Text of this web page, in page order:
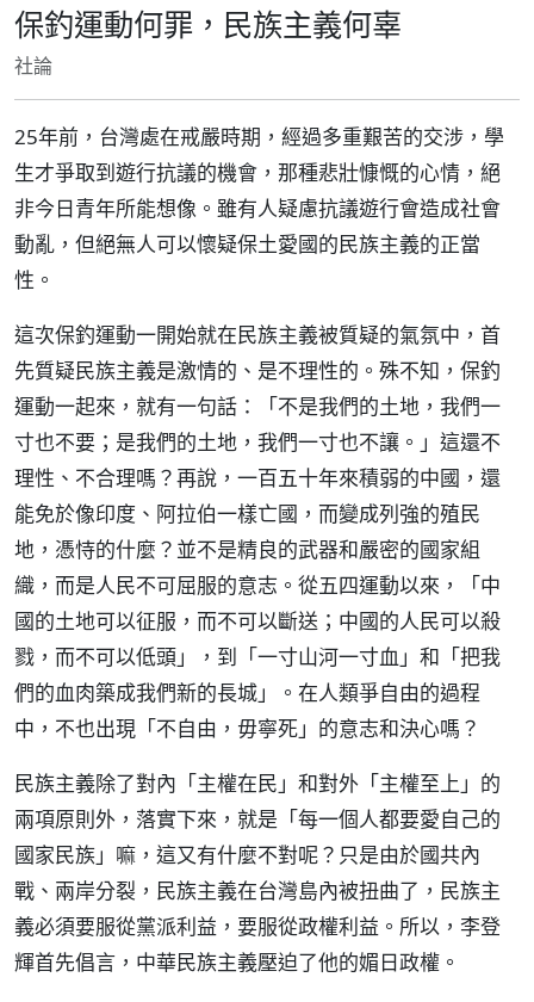
保釣運動何罪，民族主義何辜
社論
25年前，台灣處在戒嚴時期，經過多重艱苦的交涉，學
生才爭取到遊行抗議的機會，那種悲壯慷慨的心情，絕
非今日青年所能想像。雖有人疑慮抗議遊行會造成社會
動亂，但絕無人可以懷疑保土愛國的民族主義的正當
性。
這次保釣運動一開始就在民族主義被質疑的氣氛中，首
先質疑民族主義是激情的、是不理性的。殊不知，保釣
運動一起來，就有一句話：「不是我們的土地，我們一
寸也不要；是我們的土地，我們一寸也不讓。」這還不
理性、不合理嗎？再說，一百五十年來積弱的中國，還
能免於像印度、阿拉伯一樣亡國，而變成列強的殖民
地，憑恃的什麼？並不是精良的武器和嚴密的國家組
織，而是人民不可屈服的意志。從五四運動以來，「中
國的土地可以征服，而不可以斷送；中國的人民可以殺
戮，而不可以低頭」，到「一寸山河一寸血」和「把我
們的血肉築成我們新的長城」。在人類爭自由的過程
中，不也出現「不自由，毋寧死」的意志和決心嗎？
民族主義除了對內「主權在民」和對外「主權至上」的
兩項原則外，落實下來，就是「每一個人都要愛自己的
國家民族」嘛，這又有什麼不對呢？只是由於國共內
戰、兩岸分裂，民族主義在台灣島內被扭曲了，民族主
義必須要服從黨派利益，要服從政權利益。所以，李登
輝首先倡言，中華民族主義壓迫了他的媚日政權。